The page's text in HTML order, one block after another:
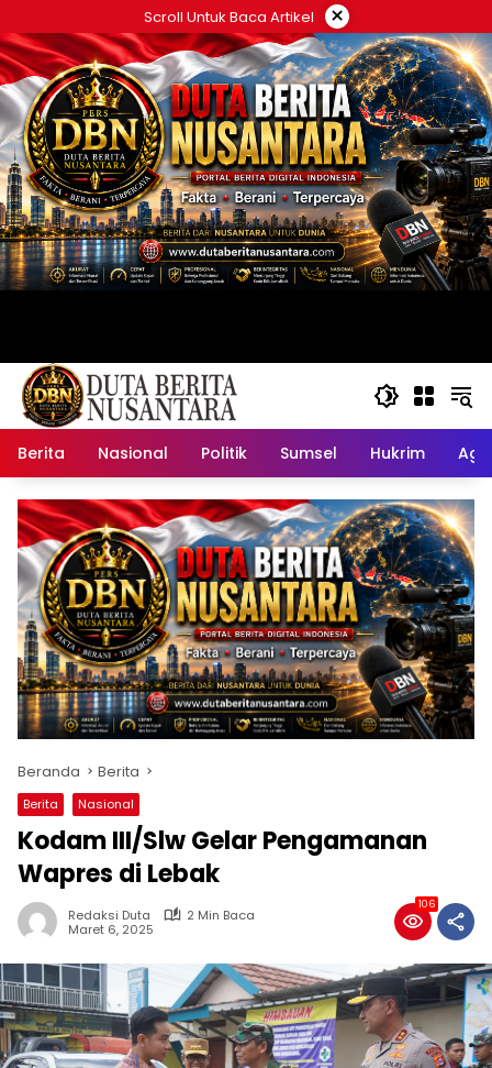
ke
konten
Scroll Untuk Baca Artikel ×
Berita Nasional Politik Sumsel Hukrim
Beranda Berita
Berita Nasional
Kodam III/Slw Gelar Pengamanan
Wapres di Lebak
Redaksi Duta
2 Min Baca
Maret 6, 2025
106